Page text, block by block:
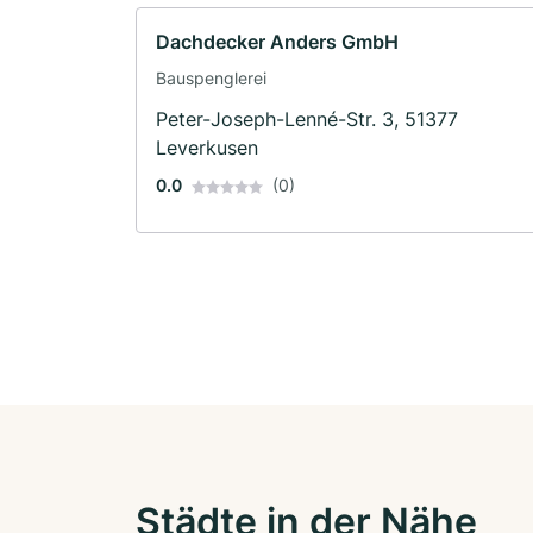
Dachdecker Anders GmbH
Bauspenglerei
Peter-Joseph-Lenné-Str. 3, 51377
Leverkusen
0.0 (0)
Städte in der Nähe